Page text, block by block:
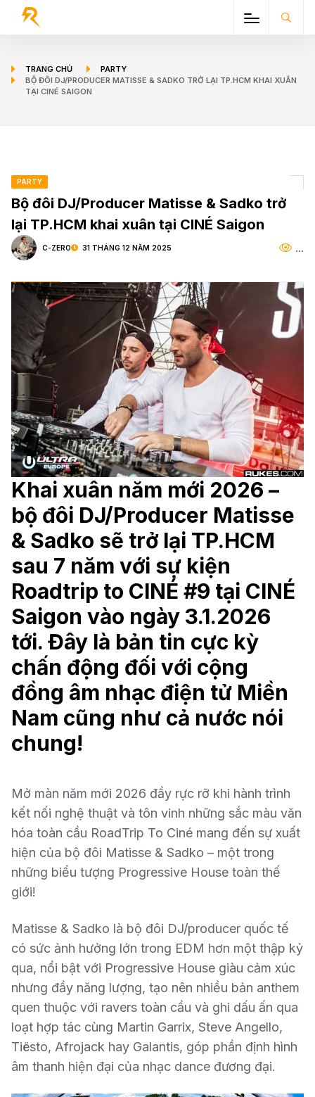
TRANG CHỦ
PARTY
BỘ ĐÔI DJ/PRODUCER MATISSE & SADKO TRỞ LẠI TP.HCM KHAI XUÂN
TẠI CINÉ SAIGON
PARTY
Bộ đôi DJ/Producer Matisse & Sadko trở
lại TP.HCM khai xuân tại CINÉ Saigon
C-ZERO 31 THÁNG 12 NĂM 2025 ...
Khai xuân năm mới 2026 –
bộ đôi DJ/Producer Matisse
& Sadko sẽ trở lại TP.HCM
sau 7 năm với sự kiện
Roadtrip to CINÉ #9 tại CINÉ
Saigon vào ngày 3.1.2026
tới. Đây là bản tin cực kỳ
chấn động đối với cộng
đồng âm nhạc điện tử Miền
Nam cũng như cả nước nói
chung!
Mở màn năm mới 2026 đầy rực rỡ khi hành trình
kết nối nghệ thuật và tôn vinh những sắc màu văn
hóa toàn cầu RoadTrip To Ciné mang đến sự xuất
hiện của bộ đôi Matisse & Sadko – một trong
những biểu tượng Progressive House toàn thế
giới!
Matisse & Sadko là bộ đôi DJ/producer quốc tế
có sức ảnh hưởng lớn trong EDM hơn một thập kỷ
qua, nổi bật với Progressive House giàu cảm xúc
nhưng đầy năng lượng, tạo nên nhiều bản anthem
quen thuộc với ravers toàn cầu và ghi dấu ấn qua
loạt hợp tác cùng Martin Garrix, Steve Angello,
Tiësto, Afrojack hay Galantis, góp phần định hình
âm thanh hiện đại của nhạc dance đương đại.